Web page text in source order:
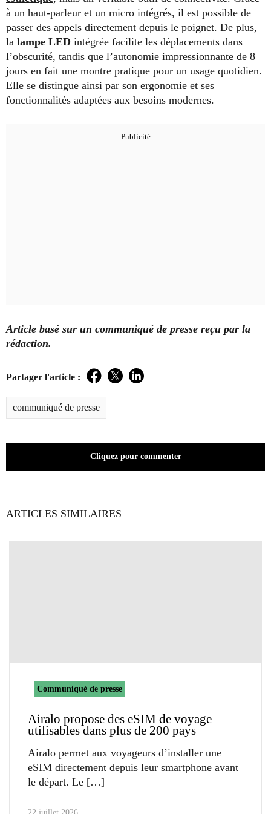
à un haut-parleur et un micro intégrés, il est possible de
passer des appels directement depuis le poignet. De plus,
la lampe LED intégrée facilite les déplacements dans
l’obscurité, tandis que l’autonomie impressionnante de 8
jours en fait une montre pratique pour un usage quotidien.
Elle se distingue ainsi par son ergonomie et ses
fonctionnalités adaptées aux besoins modernes.
Article basé sur un communiqué de presse reçu par la
rédaction.
Partager l'article : Facebook
TwitterLinkedIn
communiqué de presse
Cliquez pour commenter
ARTICLES SIMILAIRES
Communiqué de presse
Airalo propose des eSIM de voyage
utilisables dans plus de 200 pays
Airalo permet aux voyageurs d’installer une
eSIM directement depuis leur smartphone avant
le départ. Le